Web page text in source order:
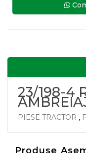
23/198-4
PIESE TRACTOR ,
Produse